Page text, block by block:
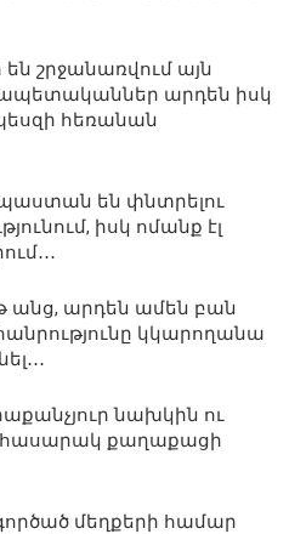
շրջանառվում այն
արդեն իսկ
հեռանան
են փնտրելու
իսկ ոմանք էլ
անց, արդեն ամեն բան
կկարողանա
նախկին ու
հասարակ քաղաքացի
մեղքերի համար